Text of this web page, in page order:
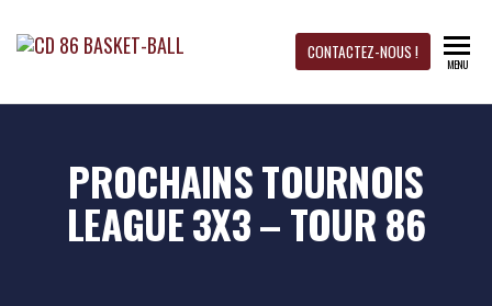
BASKET-
Basket-
CONTACTEZ-NOUS !
MENU
PROCHAINS TOURNOIS
LEAGUE 3X3 – TOUR 86